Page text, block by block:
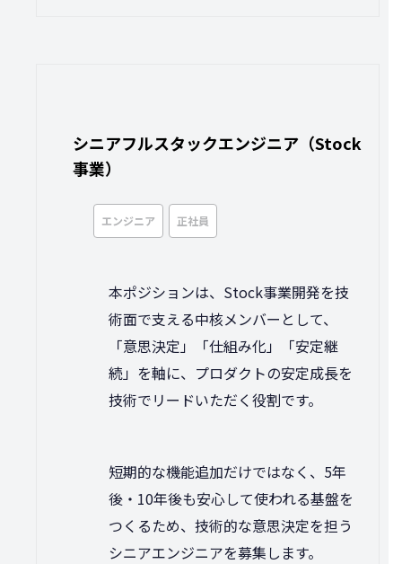
シニアフルスタックエンジニア（Stock
事業）
エンジニア 正社員
本ポジションは、Stock事業開発を技
術面で支える中核メンバーとして、
「意思決定」「仕組み化」「安定継
続」を軸に、プロダクトの安定成長を
技術でリードいただく役割です。
短期的な機能追加だけではなく、5年
後・10年後も安心して使われる基盤を
つくるため、技術的な意思決定を担う
シニアエンジニアを募集します。